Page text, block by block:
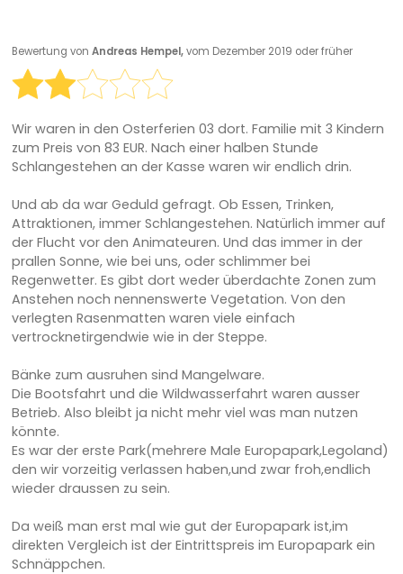
Bewertung von Andreas Hempel,vom Dezember 2019 oder früher
Wir waren in den Osterferien 03 dort. Familie mit 3 Kindern
zum Preis von 83 EUR. Nach einer halben Stunde
Schlangestehen an der Kasse waren wir endlich drin.
Und ab da war Geduld gefragt. Ob Essen, Trinken,
Attraktionen, immer Schlangestehen. Natürlich immer auf
der Flucht vor den Animateuren. Und das immer in der
prallen Sonne, wie bei uns, oder schlimmer bei
Regenwetter. Es gibt dort weder überdachte Zonen zum
Anstehen noch nennenswerte Vegetation. Von den
verlegten Rasenmatten waren viele einfach
vertrocknetirgendwie wie in der Steppe.
Bänke zum ausruhen sind Mangelware.
Die Bootsfahrt und die Wildwasserfahrt waren ausser
Betrieb. Also bleibt ja nicht mehr viel was man nutzen
könnte.
Es war der erste Park(mehrere Male Europapark,Legoland)
den wir vorzeitig verlassen haben,und zwar froh,endlich
wieder draussen zu sein.
Da weiß man erst mal wie gut der Europapark ist,im
direkten Vergleich ist der Eintrittspreis im Europapark ein
Schnäppchen.